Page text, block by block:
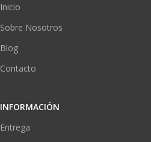
Inicio
Sobre Nosotros
Blog
Contacto
INFORMACIÓN
Entrega